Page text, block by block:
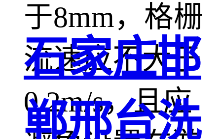
于8mm，格栅
流速应不大于
0.2m/s，且应
石家庄邯
郸邢台洗